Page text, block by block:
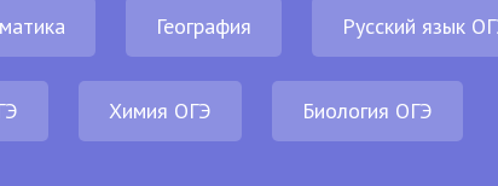
География Русский язык
Химия ОГЭ Биология ОГЭ